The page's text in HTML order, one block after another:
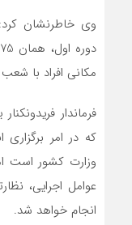
وی خاطرنشان
مکانی افراد با
فرماندار
که در امر برگزاری
وزارت کشور است
عوامل اجرایی،
انجام خواهد شد.